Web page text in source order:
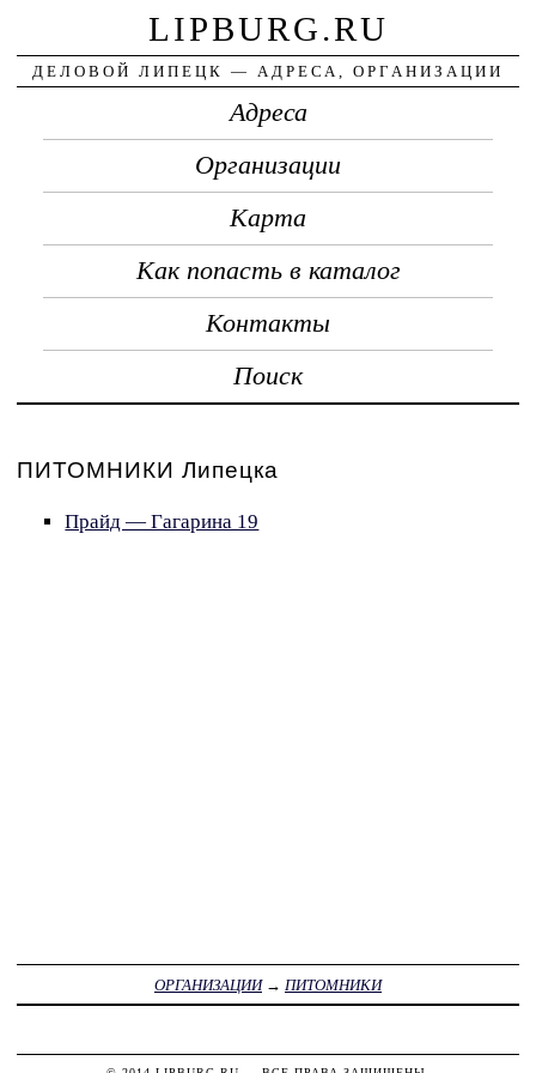
LIPBURG.RU
ДЕЛОВОЙ ЛИПЕЦК — АДРЕСА, ОРГАНИЗАЦИИ
Адреса
Организации
Карта
Как попасть в каталог
Контакты
Поиск
ПИТОМНИКИ Липецка
Прайд — Гагарина 19
ОРГАНИЗАЦИИ→ ПИТОМНИКИ